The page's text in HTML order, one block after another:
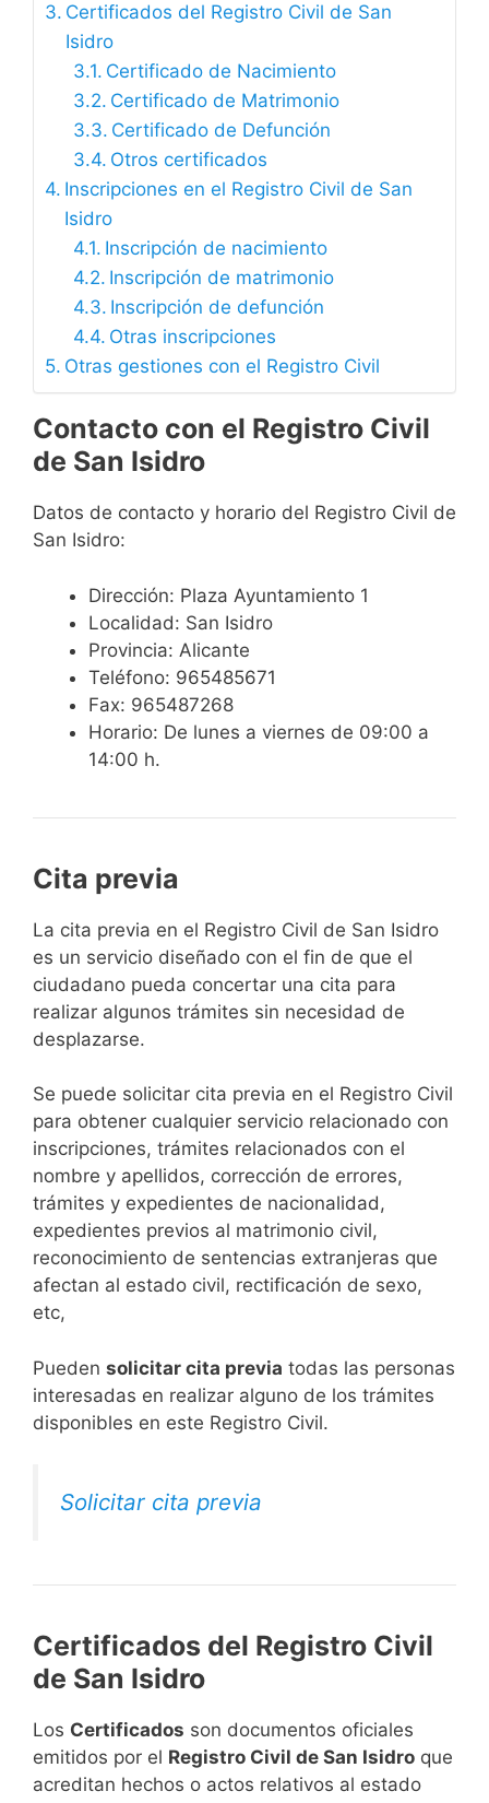
Certificados del Registro Civil de San
Isidro
Certificado de Nacimiento
Certificado de Matrimonio
Certificado de Defunción
Otros certificados
Inscripciones en el Registro Civil de San
Isidro
Inscripción de nacimiento
Inscripción de matrimonio
Inscripción de defunción
Otras inscripciones
Otras gestiones con el Registro Civil
Contacto con el Registro Civil
de San Isidro
Datos de contacto y horario del Registro Civil de
San Isidro:
Dirección: Plaza Ayuntamiento 1
Localidad: San Isidro
Provincia: Alicante
Teléfono: 965485671
Fax: 965487268
Horario: De lunes a viernes de 09:00 a
14:00 h.
Cita previa
​​​​​​​​​​​​​​​​​​​​​​​​​​​​La cita previa en el Registro Civil de San Isidro
es un servicio diseñado con el fin de que el
ciudadano pueda concertar una cita para
realizar algunos trámites sin necesidad de
desplazarse.​
Se puede solicitar cita previa en el Registro Civil
para obtener cualquier servicio relacionado con
inscripciones, trámites relacionados con el
nombre y apellidos, corrección de errores,
trámites y expedientes de nacionalidad,
expedientes previos al matrimonio civil,
reconocimiento de sentencias extranjeras que
afectan al estado civil, rectificación de sexo,
etc,
​Pueden solicitar cita previa todas las personas
interesadas en realizar alguno de los trámites
disponibles en este Registro Civil.​
Solicitar cita previa
Certificados del Registro Civil
de San Isidro
Los Certificados son documentos oficiales
emitidos por el Registro Civil de San Isidro que
acreditan hechos o actos relativos al estado